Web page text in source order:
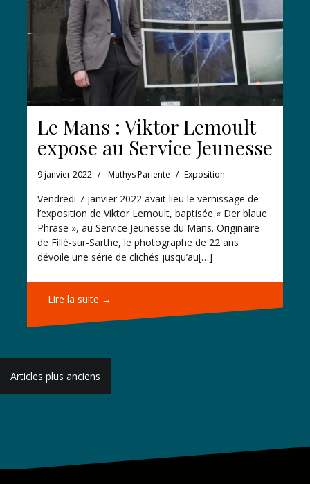
Le Mans : Viktor Lemoult
expose au Service Jeunesse
9 janvier 2022 Mathys Pariente Exposition
Vendredi 7 janvier 2022 avait lieu le vernissage de
l’exposition de Viktor Lemoult, baptisée « Der blaue
Phrase », au Service Jeunesse du Mans. Originaire
de Fillé-sur-Sarthe, le photographe de 22 ans
dévoile une série de clichés jusqu’au[…]
Lire la suite →
Navigation
des
Articles plus anciens